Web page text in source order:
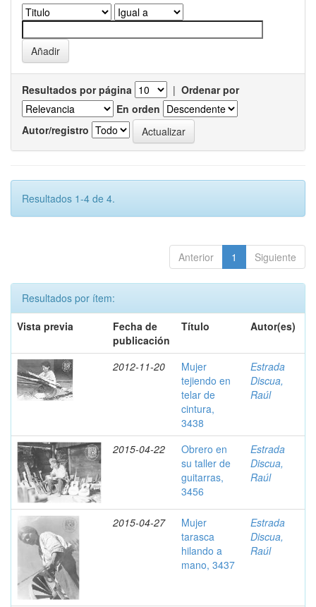
Resultados por página | Ordenar por
En orden
Autor/registro
Resultados 1-4 de 4.
Anterior 1 Siguiente
Resultados por ítem:
Vista previa
Fecha de
publicación
Título Autor(es)
2012-11-20
Mujer
tejiendo en
telar de
cintura,
3438
Estrada
Discua,
Raúl
2015-04-22
Obrero en
su taller de
guitarras,
3456
Estrada
Discua,
Raúl
2015-04-27
Mujer
tarasca
hilando a
mano, 3437
Estrada
Discua,
Raúl